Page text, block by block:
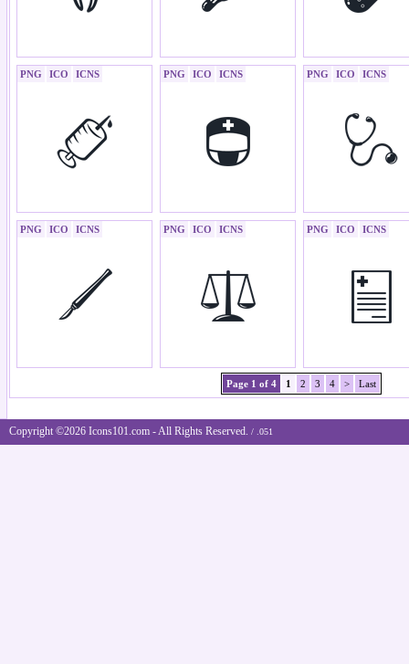
PNG ICO ICNS PNG ICO ICNS PNG ICO ICNS
PNG ICO ICNS PNG ICO ICNS PNG ICO ICNS
Page 1 of 4 1 2 3 4 > Last
Copyright ©2026 Icons101.com - All Rights Reserved. / .051